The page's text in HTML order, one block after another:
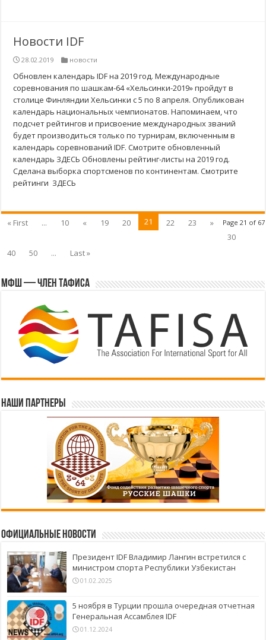
Новости IDF
28.02.2019 новости
Обновлен календарь IDF на 2019 год. Международные
соревнования по шашкам-64 «Хельсинки-2019» пройдут в
столице Финляндии Хельсинки с 5 по 8 апреля. Опубликован
календарь национальных чемпионатов. Напоминаем, что
подсчет рейтингов и присвоение международных званий
будет производиться только по турнирам, включенным в
календарь соревнований IDF. Смотрите обновленный
календарь ЗДЕСЬ Обновлены рейтинг-листы на 2019 год.
Сделана выборка спортсменов по континентам. Смотрите
рейтинги ЗДЕСЬ
Page 21 of 67
« First ... 10 « 19 20 21 22 23
»
30
40
50 ... Last »
МФШ — член ТАФИСА
Наши партнеры
Официальные новости
Президент IDF Владимир Лангин встретился с
министром спорта Республики Узбекистан
01.02.2025
5 ноября в Турции прошла очередная отчетная
Генеральная Ассамблея IDF
01.12.2024